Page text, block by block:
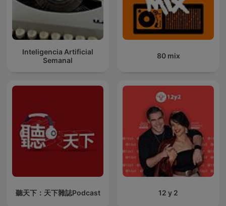
Inteligencia Artificial
Semanal
80 mix
聽天下：天下雜誌Podcast 12 y 2